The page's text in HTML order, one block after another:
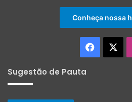
Conheça nossa
Sugestão de Pauta